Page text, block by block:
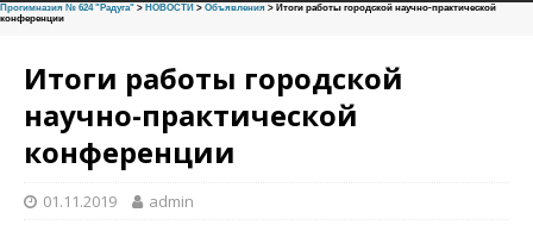
Прогимназия № 624 "Радуга" > НОВОСТИ > Объявления > Итоги работы городской научно-практической
конференции
Итоги работы городской
научно-практической
конференции
01.11.2019 admin